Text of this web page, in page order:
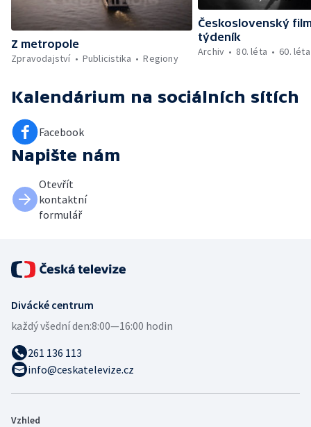
Z metropole
Zpravodajství
Publicistika Regiony
Československý
týdeník
Archiv
80. léta 60. léta
Kalendárium na sociálních sítích
Facebook
Napište nám
Otevřít
kontaktní
formulář
Divácké centrum
každý všední den:8:00—16:00 hodin
261 136 113
info@ceskatelevize.cz
Vzhled